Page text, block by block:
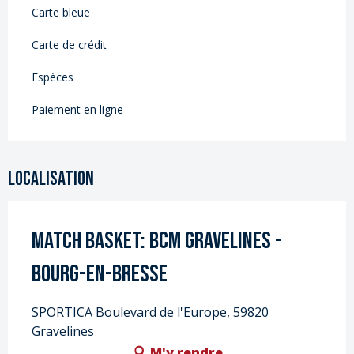
Carte bleue
Carte de crédit
Espèces
Paiement en ligne
Localisation
Match Basket: BCM Gravelines -
Bourg-en-Bresse
SPORTICA Boulevard de l'Europe, 59820
Gravelines